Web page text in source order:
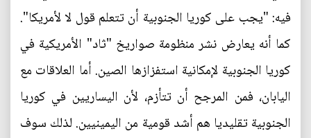
فيه: "يجب على كوريا الجنوبية أن تتعلم قول لا لأمريكا".
كما أنه يعارض نشر منظومة صواريخ "ثاد" الأمريكية في
كوريا الجنوبية لإمكانية استفزازها الصين. أما العلاقات مع
اليابان، فمن المرجح أن تتأزم، لأن اليساريين في كوريا
الجنوبية تقليديا هم أشد قومية من اليمينيين. لذلك سوف